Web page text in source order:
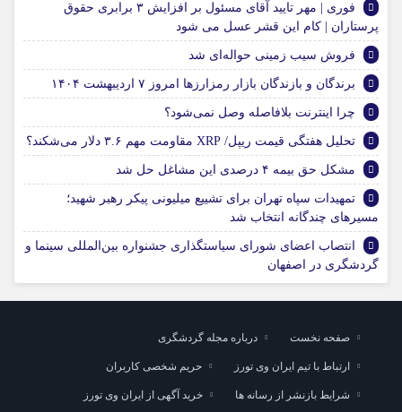
فوری | مهر تایید آقای مسئول بر افزایش ۳ برابری حقوق
پرستاران | کام این قشر عسل می شود
فروش سیب زمینی حواله‌ای شد
برندگان و بازندگان بازار رمزارزها امروز ۷ اردیبهشت ۱۴۰۴
چرا اینترنت بلافاصله وصل نمی‌شود؟
تحلیل هفتگی قیمت ریپل/ XRP مقاومت مهم ۳.۶ دلار می‌شکند؟
مشکل حق بیمه ۴ درصدی این مشاغل حل شد
تمهیدات سپاه تهران برای تشییع میلیونی پیکر رهبر شهید؛
مسیر‌های چندگانه انتخاب شد
انتصاب اعضای شورای سیاستگذاری جشنواره بین‌المللی سینما و
گردشگری در اصفهان
صفحه نخست درباره مجله گردشگری
ارتباط با تیم ایران وی تورز حریم شخصی کاربران
شرایط بازنشر از رسانه ها خرید آگهی از ایران وی تورز